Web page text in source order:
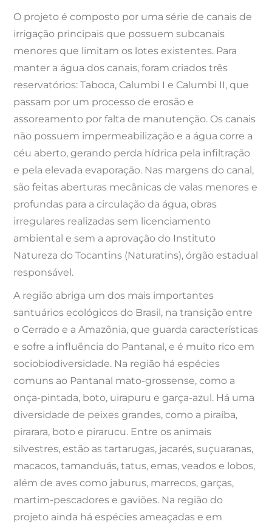
O projeto é composto por uma série de canais de
irrigação principais que possuem subcanais
menores que limitam os lotes existentes. Para
manter a água dos canais, foram criados três
reservatórios: Taboca, Calumbi I e Calumbi II, que
passam por um processo de erosão e
assoreamento por falta de manutenção. Os canais
não possuem impermeabilização e a água corre a
céu aberto, gerando perda hídrica pela infiltração
e pela elevada evaporação. Nas margens do canal,
são feitas aberturas mecânicas de valas menores e
profundas para a circulação da água, obras
irregulares realizadas sem licenciamento
ambiental e sem a aprovação do Instituto
Natureza do Tocantins (Naturatins), órgão estadual
responsável.
A região abriga um dos mais importantes
santuários ecológicos do Brasil, na transição entre
o Cerrado e a Amazônia, que guarda características
e sofre a influência do Pantanal, e é muito rico em
sociobiodiversidade. Na região há espécies
comuns ao Pantanal mato-grossense, como a
onça-pintada, boto, uirapuru e garça-azul. Há uma
diversidade de peixes grandes, como a piraíba,
pirarara, boto e pirarucu. Entre os animais
silvestres, estão as tartarugas, jacarés, suçuaranas,
macacos, tamanduás, tatus, emas, veados e lobos,
além de aves como jaburus, marrecos, garças,
martim-pescadores e gaviões. Na região do
projeto ainda há espécies ameaçadas e em